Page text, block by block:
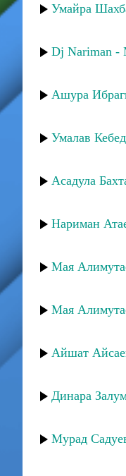
Умайра
Dj Nariman -
Ашура
Умалав
Асадула
Нариман
Мая
Мая
Айшат
Динара
Мурад